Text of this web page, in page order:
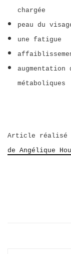
chargée
peau du
une fatigue
métaboliques
Article réalisé
de Angélique